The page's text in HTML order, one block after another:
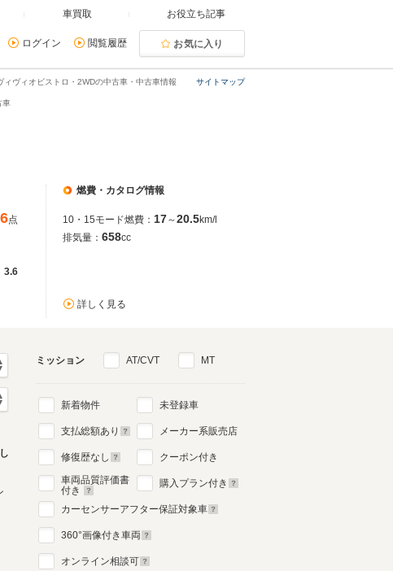
車買取 お役立ち記事
ログイン 閲覧履歴 お気に入り
サイトマップ
ィヴィオビストロ・2WDの中古車・中古車情報
車
点
3.6
燃費・カタログ情報
10・15モード燃費： 17～20.5km/l
排気量： 658cc
詳しく見る
ミッション AT/CVT MT
新着物件
支払総額あり
修復歴なし
車両品質評価書
付き
未登録車
メーカー系販売店
クーポン付き
購入プラン付き
カーセンサーアフター保証対象車
360°画像付き車両
オンライン相談可